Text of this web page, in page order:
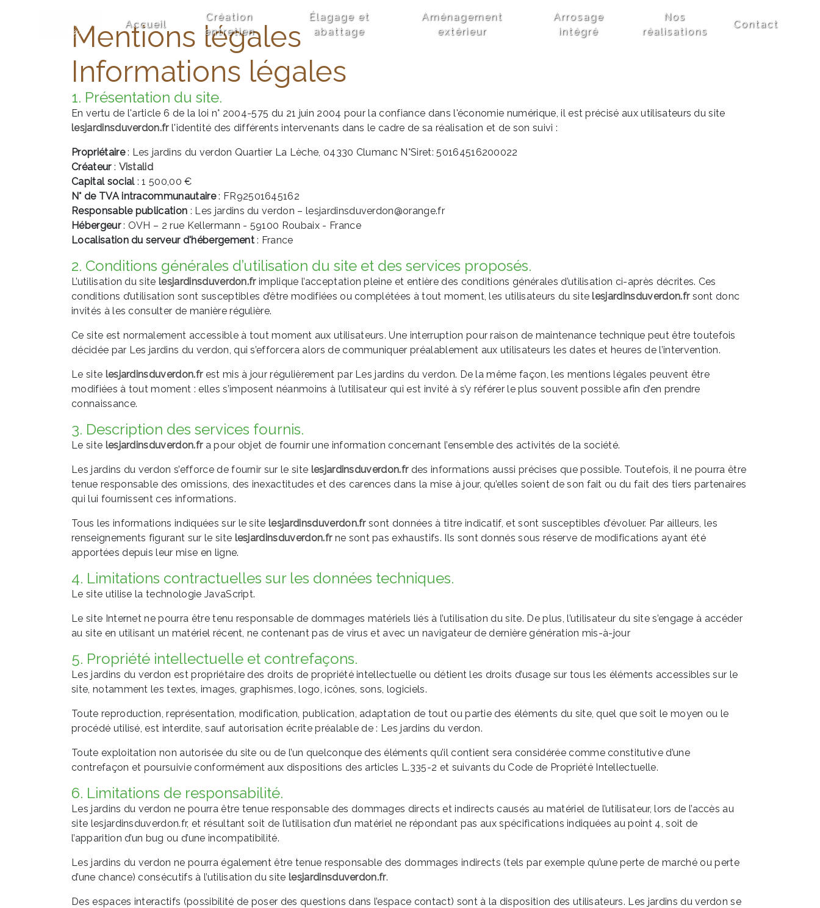
Accueil
Création
entretien
Élagage et
abattage
Aménagement
extérieur
Arrosage
intégré
Nos
réalisations
Contact
Mentions légales
Informations légales
1. Présentation du site.
En vertu de l'article 6 de la loi n° 2004-575 du 21 juin 2004 pour la confiance dans l'économie numérique, il est précisé aux utilisateurs du site
lesjardinsduverdon.frl'identité des différents intervenants dans le cadre de sa réalisation et de son suivi :
Propriétaire: Les jardins du verdon Quartier La Lèche, 04330 Clumanc N°Siret: 50164516200022
Créateur: Vistalid
Capital social: 1 500,00 €
N° de TVA intracommunautaire: FR92501645162
Responsable publication : Les jardins du verdon – lesjardinsduverdon@orange.fr
Hébergeur: OVH – 2 rue Kellermann - 59100 Roubaix - France
Localisation du serveur d'hébergement: France
2. Conditions générales d’utilisation du site et des services proposés.
L’utilisation du sitelesjardinsduverdon.frimplique l’acceptation pleine et entière des conditions générales d’utilisation ci-après décrites. Ces
conditions d’utilisation sont susceptibles d’être modifiées ou complétées à tout moment, les utilisateurs du sitelesjardinsduverdon.frsont donc
invités à les consulter de manière régulière.
Ce site est normalement accessible à tout moment aux utilisateurs. Une interruption pour raison de maintenance technique peut être toutefois
décidée par Les jardins du verdon, qui s’efforcera alors de communiquer préalablement aux utilisateurs les dates et heures de l’intervention.
Le site lesjardinsduverdon.frest mis à jour régulièrement par Les jardins du verdon. De la même façon, les mentions légales peuvent être
modifiées à tout moment : elles s’imposent néanmoins à l’utilisateur qui est invité à s’y référer le plus souvent possible afin d’en prendre
connaissance.
3. Description des services fournis.
Le site lesjardinsduverdon.fra pour objet de fournir une information concernant l’ensemble des activités de la société.
Les jardins du verdon s’efforce de fournir sur le site lesjardinsduverdon.frdes informations aussi précises que possible. Toutefois, il ne pourra être
tenue responsable des omissions, des inexactitudes et des carences dans la mise à jour, qu’elles soient de son fait ou du fait des tiers partenaires
qui lui fournissent ces informations.
Tous les informations indiquées sur le sitelesjardinsduverdon.frsont données à titre indicatif, et sont susceptibles d’évoluer. Par ailleurs, les
renseignements figurant sur le site lesjardinsduverdon.frne sont pas exhaustifs. Ils sont donnés sous réserve de modifications ayant été
apportées depuis leur mise en ligne.
4. Limitations contractuelles sur les données techniques.
Le site utilise la technologie JavaScript.
Le site Internet ne pourra être tenu responsable de dommages matériels liés à l’utilisation du site. De plus, l’utilisateur du site s’engage à accéder
au site en utilisant un matériel récent, ne contenant pas de virus et avec un navigateur de dernière génération mis-à-jour
5. Propriété intellectuelle et contrefaçons.
Les jardins du verdon est propriétaire des droits de propriété intellectuelle ou détient les droits d’usage sur tous les éléments accessibles sur le
site, notamment les textes, images, graphismes, logo, icônes, sons, logiciels.
Toute reproduction, représentation, modification, publication, adaptation de tout ou partie des éléments du site, quel que soit le moyen ou le
procédé utilisé, est interdite, sauf autorisation écrite préalable de : Les jardins du verdon.
Toute exploitation non autorisée du site ou de l’un quelconque des éléments qu’il contient sera considérée comme constitutive d’une
contrefaçon et poursuivie conformément aux dispositions des articles L.335-2 et suivants du Code de Propriété Intellectuelle.
6. Limitations de responsabilité.
Les jardins du verdon ne pourra être tenue responsable des dommages directs et indirects causés au matériel de l’utilisateur, lors de l’accès au
site lesjardinsduverdon.fr, et résultant soit de l’utilisation d’un matériel ne répondant pas aux spécifications indiquées au point 4, soit de
l’apparition d’un bug ou d’une incompatibilité.
Les jardins du verdon ne pourra également être tenue responsable des dommages indirects (tels par exemple qu’une perte de marché ou perte
d’une chance) consécutifs à l’utilisation du sitelesjardinsduverdon.fr.
Des espaces interactifs (possibilité de poser des questions dans l’espace contact) sont à la disposition des utilisateurs. Les jardins du verdon se